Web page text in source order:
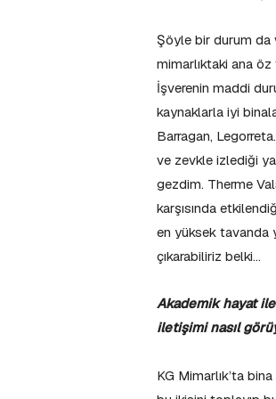
Şöyle bir durum da
mimarlıktaki ana
İşverenin maddi
kaynaklarla iyi
Barragan,
ve zevkle izlediği
gezdim. Therme
karşısında
en yüksek tavanda
çıkarabiliriz belki…
Akademik hayat
iletişimi nasıl
KG Mimarlık’ta